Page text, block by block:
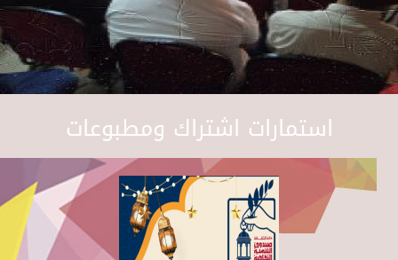
استمارات اشتراك ومطبوعات